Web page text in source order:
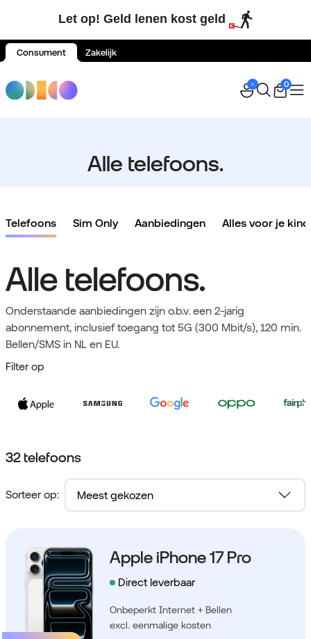
Let op! Geld lenen kost geld
Consument Zakelijk
0
Alle telefoons.
Telefoons Sim Only Aanbiedingen Alles voor je kind
Alle telefoons.
Onderstaande aanbiedingen zijn o.b.v. een 2-jarig
abonnement, inclusief toegang tot 5G (300 Mbit/s), 120 min.
Bellen/SMS in NL en EU.
Filter op
32 telefoons
Sorteer op:
Apple iPhone 17 Pro
Direct leverbaar
Onbeperkt Internet + Bellen
excl. eenmalige kosten